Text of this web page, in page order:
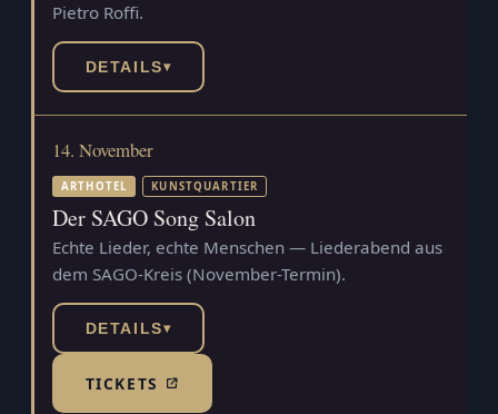
Pietro Roffi.
DETAILS▾
14. November
ARTHOTEL KUNSTQUARTIER
Der SAGO Song Salon
Echte Lieder, echte Menschen — Liederabend aus
dem SAGO-Kreis (November-Termin).
DETAILS▾
TICKETS(TICKETSHOP, ÖFFNET IN NEUEM TAB)